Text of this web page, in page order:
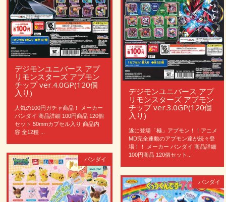
デジモンユニバース アプ
リモンスターズ アプモン
チップ ver.4.0GP(120個
入り)
人気の100円ガチャ商品！ メーカー
バンダイ 商品詳細 100円商品 120個
セット 50mmカプセル入り 商品内
容 全12種 ...
デジモンユニバース アプ
リモンスターズ アプモン
チップ ver.3.0GP(120個
入り)
遂に登場「極」アプモン！！アニメ
MD完全連動のアプモン達が続々登
場！！ メーカー バンダイ 商品詳細
100円商品 120個セット...
バンダイ
バンダイ